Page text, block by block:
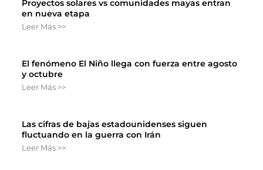
Proyectos solares vs comunidades mayas entran
en nueva etapa
Leer Más >>
El fenómeno El Niño llega con fuerza entre agosto
y octubre
Leer Más >>
Las cifras de bajas estadounidenses siguen
fluctuando en la guerra con Irán
Leer Más >>